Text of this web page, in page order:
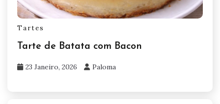
Tartes
Tarte de Batata com Bacon
23 Janeiro, 2026 Paloma